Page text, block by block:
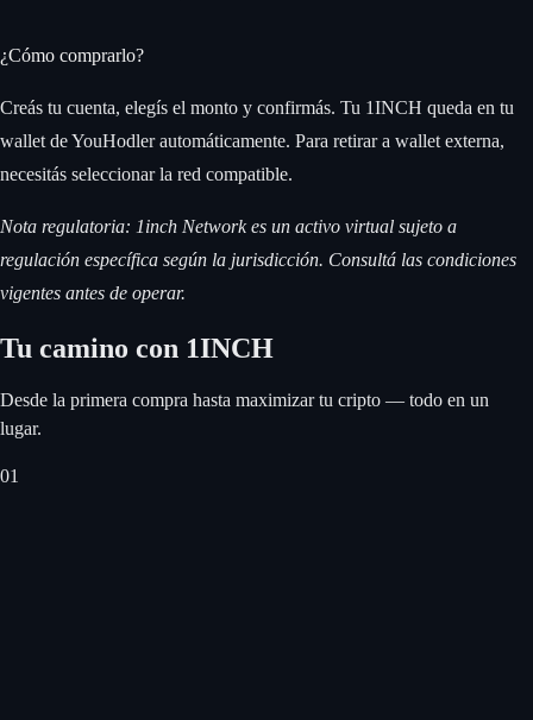
¿Cómo comprarlo?
Creás tu cuenta, elegís el monto y confirmás. Tu 1INCH queda en tu
wallet de YouHodler automáticamente. Para retirar a wallet externa,
necesitás seleccionar la red compatible.
Nota regulatoria: 1inch Network es un activo virtual sujeto a
regulación específica según la jurisdicción. Consultá las condiciones
vigentes antes de operar.
Tu camino con 1INCH
Desde la primera compra hasta maximizar tu cripto — todo en un
lugar.
01